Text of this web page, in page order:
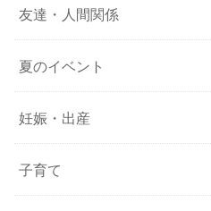
友達・人間関係
夏のイベント
妊娠・出産
子育て